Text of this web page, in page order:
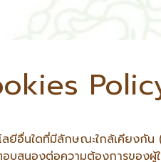
ยีอื่นใดที่มีลักษณะใกล้เคียงกัน
นองต่อความต้องการของผู้ใ